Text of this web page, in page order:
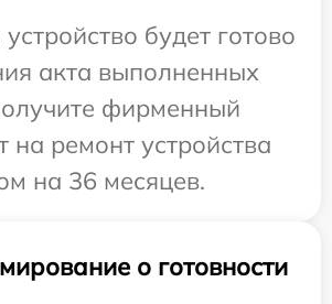
будет готово
акта выполненных
фирменный
на ремонт устройства
на 36 месяцев.
о готовности